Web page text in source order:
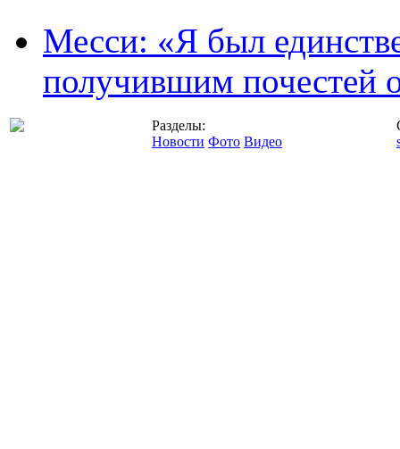
Месси: «Я был
получившим почестей
Разделы:
Новости Фото Видео